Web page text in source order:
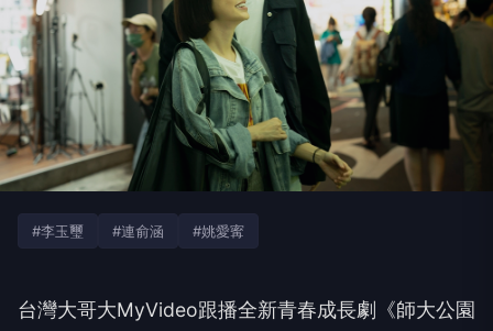
#李玉璽 #連俞涵 #姚愛寗
台灣大哥大MyVideo跟播全新青春成長劇《師大公園